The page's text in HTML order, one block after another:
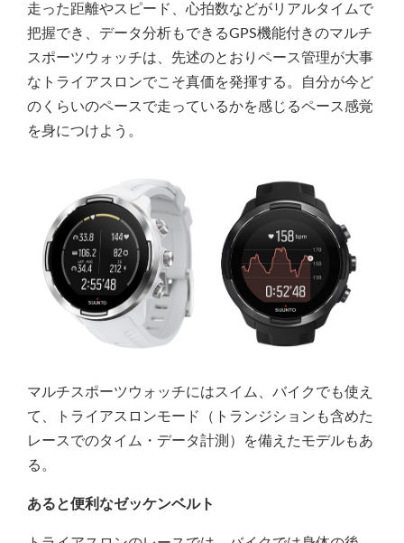
走った距離やスピード、心拍数などがリアルタイムで
把握でき、データ分析もできるGPS機能付きのマルチ
スポーツウォッチは、先述のとおりペース管理が大事
なトライアスロンでこそ真価を発揮する。自分が今ど
のくらいのペースで走っているかを感じるペース感覚
を身につけよう。
マルチスポーツウォッチにはスイム、バイクでも使え
て、トライアスロンモード（トランジションも含めた
レースでのタイム・データ計測）を備えたモデルもあ
る。
あると便利なゼッケンベルト